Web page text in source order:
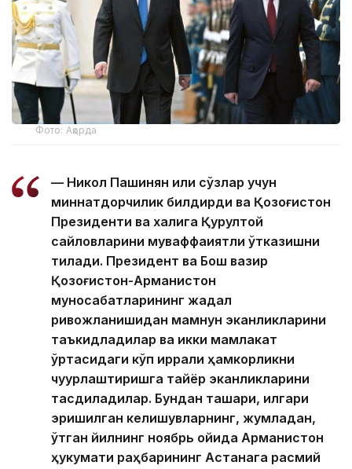
Фото: Ақорда
— Никол Пашинян илиқ сўзлар учун
миннатдорчилик билдирди ва Қозоғистон
Президенти ва халқига Қурултой
сайловларини муваффақиятли ўтказишни
тилади. Президент ва Бош вазир
Қозоғистон-Арманистон
муносабатларининг жадал
ривожланишидан мамнун эканликларини
таъкидладилар ва икки мамлакат
ўртасидаги кўп қиррали ҳамкорликни
чуқурлаштиришга тайёр эканликларини
тасдиқладилар. Бундан ташқари, илгари
эришилган келишувларнинг, жумладан,
ўтган йилнинг ноябрь ойида Арманистон
ҳукумати раҳбарининг Астанага расмий